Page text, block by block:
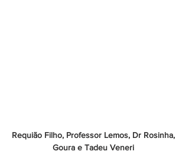
Requião Filho, Professor Lemos, Dr Rosinha,
Goura e Tadeu Veneri